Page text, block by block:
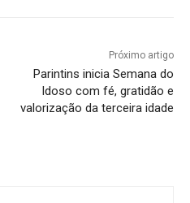
Próximo artigo
Parintins inicia Semana do
Idoso com fé, gratidão e
valorização da terceira idade